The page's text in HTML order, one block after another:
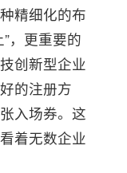
精细化的布
，更重要的
创新型企业
的注册方
入场券。这
着无数企业